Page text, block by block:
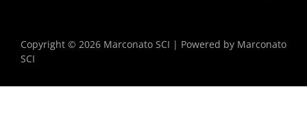
Copyright © 2026 Marconato SCI | Powered by Marconato
SCI